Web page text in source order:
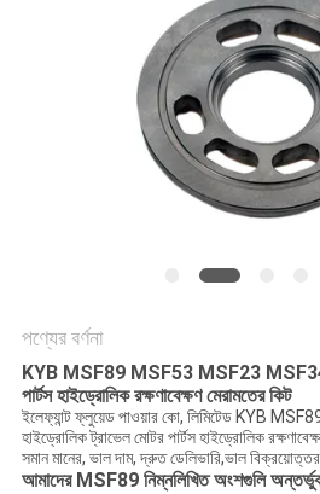
পণ্যের বর্ণনা
KYB MSF89 MSF53 MSF23
পার্টস হাইড্রোলিক রক্ষণাবেক্ষণ মেরামতের কিট
ইলেফ্যান্ট ফ্লুয়েড পাওয়ার কো, লিমিটেড KYB
হাইড্রোলিক ট্রাভেল মোটর পার্টস হাইড্রোলিক
সমান মানের, ভাল দাম, দ্রুত ডেলিভারি,ভাল বিক্রয়োত্তর
আমাদের MSF89 নিম্নলিখিত অংশগুলি